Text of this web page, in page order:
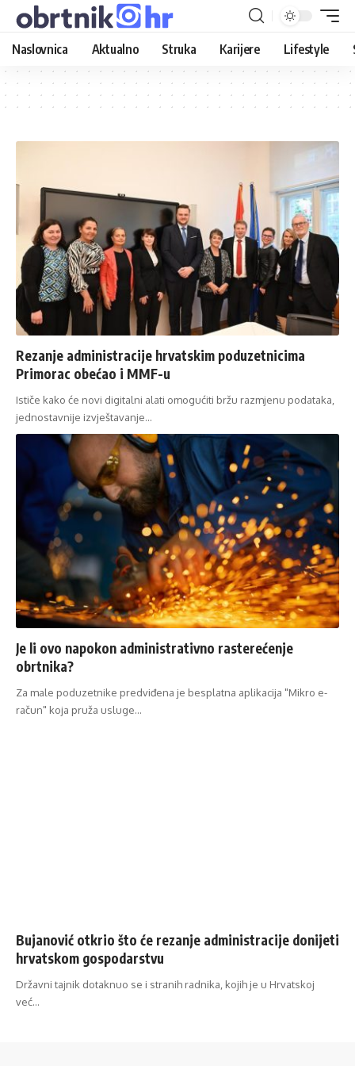
Naslovnica Aktualno Struka Karijere Lifestyle
Rezanje administracije hrvatskim poduzetnicima
Primorac obećao i MMF-u
Ističe kako će novi digitalni alati omogućiti bržu razmjenu podataka,
jednostavnije izvještavanje…
Je li ovo napokon administrativno rasterećenje
obrtnika?
Za male poduzetnike predviđena je besplatna aplikacija "Mikro e-
račun" koja pruža usluge…
Bujanović otkrio što će rezanje administracije donijeti
hrvatskom gospodarstvu
Državni tajnik dotaknuo se i stranih radnika, kojih je u Hrvatskoj
već…